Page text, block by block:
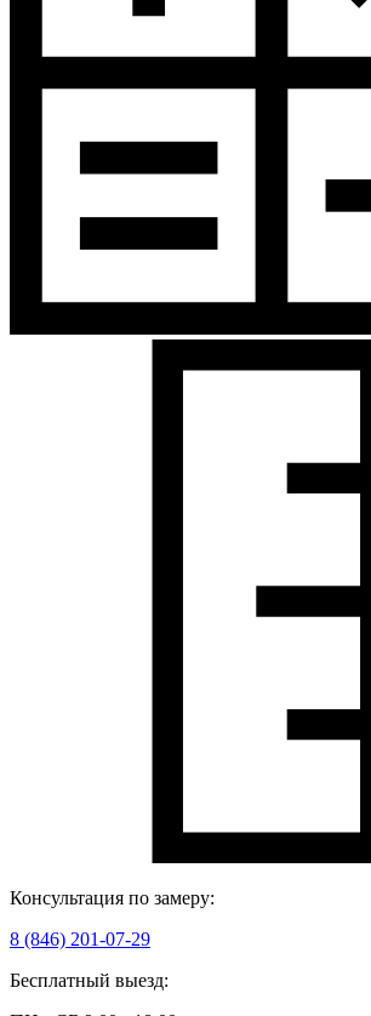
Консультация по замеру:
8 (846) 201-07-29
Бесплатный выезд: